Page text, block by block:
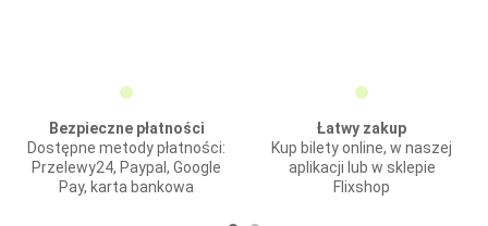
Bezpieczne płatności
Dostępne metody płatności:
Przelewy24, Paypal, Google
Pay, karta bankowa
Łatwy zakup
Kup bilety online, w naszej
aplikacji lub w sklepie
Flixshop